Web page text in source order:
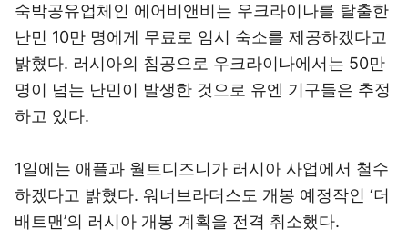
숙박공유업체인 에어비앤비는 우크라이나를 탈출한
난민 10만 명에게 무료로 임시 숙소를 제공하겠다고
밝혔다. 러시아의 침공으로 우크라이나에서는 50만
명이 넘는 난민이 발생한 것으로 유엔 기구들은 추정
하고 있다.
1일에는 애플과 월트디즈니가 러시아 사업에서 철수
하겠다고 밝혔다. 워너브라더스도 개봉 예정작인 ‘더
배트맨’의 러시아 개봉 계획을 전격 취소했다.